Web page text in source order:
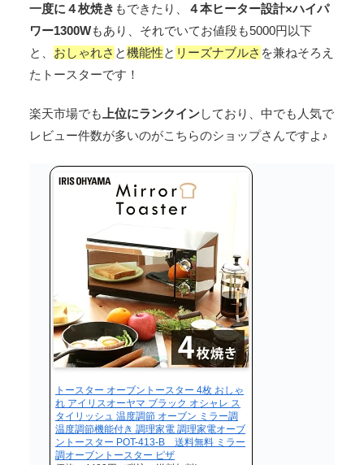
一度に４枚焼き もできたり、
４本ヒーター設計×ハイパ
ワー1300Wもあり、それでいてお値段も5000円以下
と、 おしゃれさ と機能性と リーズナブルさ を兼ねそろえ
たトースターです！
楽天市場でも 上位にランクインしており、中でも人気で
レビュー件数が多いのがこちらのショップさんですよ♪
トースター オーブントースター 4枚 おしゃ
れ アイリスオーヤマ ブラック オシャレ ス
タイリッシュ 温度調節 オーブン ミラー調
温度調節機能付き 調理家電 調理家電オーブ
ントースター POT-413-B 送料無料 ミラー
調オーブントースター ピザ